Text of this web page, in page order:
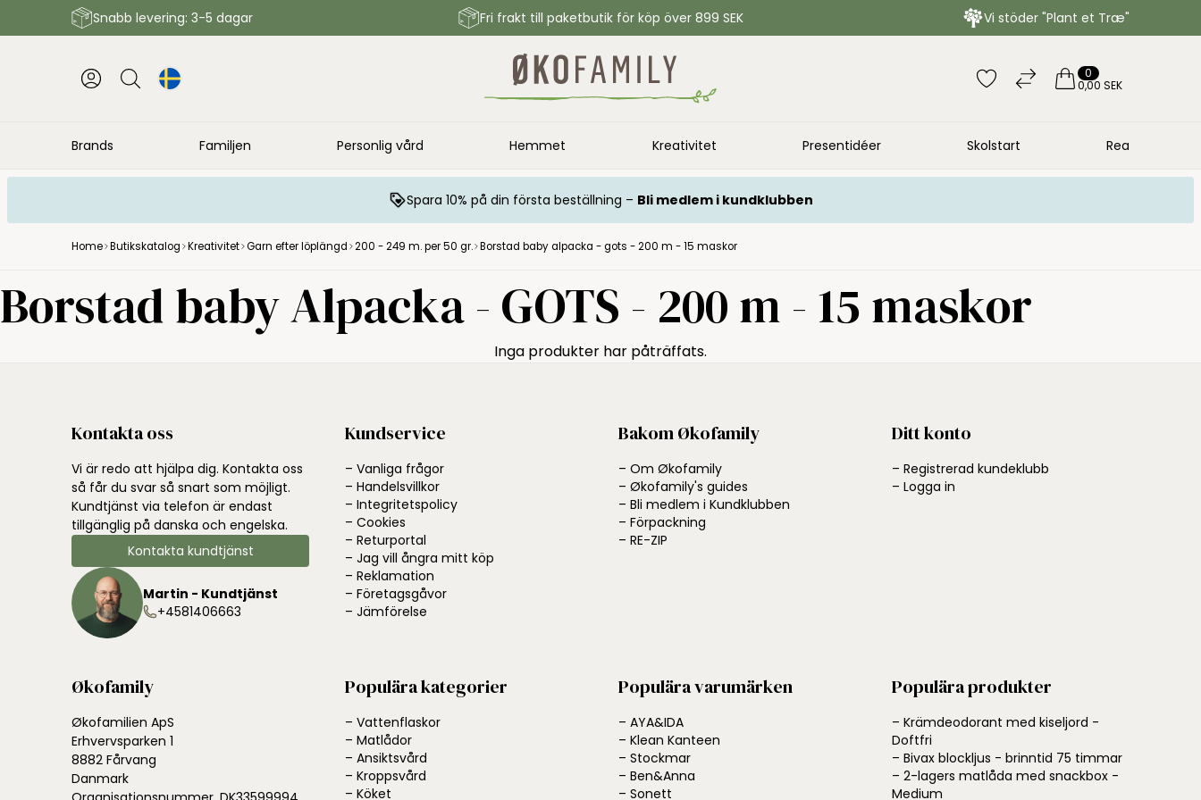
Snabb levering: 3-5 dagar Fri frakt till paketbutik för köp över 899 SEK Vi stöder "Plant et Træ"
0
0,00 SEK
Brands Familjen Personlig vård Hemmet Kreativitet Presentidéer Skolstart Rea
Spara 10% på din första beställning – Bli medlem i kundklubben
Home Butikskatalog Kreativitet Garn efter löplängd 200 - 249 m. per 50 gr. Borstad baby alpacka - gots - 200 m - 15 maskor
Borstad baby Alpacka - GOTS - 200 m - 15 maskor
Inga produkter har påträffats.
Kontakta oss
Vi är redo att hjälpa dig. Kontakta oss
så får du svar så snart som möjligt.
Kundtjänst via telefon är endast
tillgänglig på danska och engelska.
Kontakta kundtjänst
Martin - Kundtjänst
+4581406663
Kundservice
– Vanliga frågor
– Handelsvillkor
– Integritetspolicy
– Cookies
– Returportal
– Jag vill ångra mitt köp
– Reklamation
– Företagsgåvor
– Jämförelse
Bakom Økofamily
– Om Økofamily
– Økofamily's guides
– Bli medlem i Kundklubben
– Förpackning
– RE-ZIP
Ditt konto
– Registrerad kundeklubb
– Logga in
Økofamily
Økofamilien ApS
Erhvervsparken 1
8882 Fårvang
Danmark
Populära kategorier
– Vattenflaskor
– Matlådor
– Ansiktsvård
– Kroppsvård
– Köket
Populära varumärken
– AYA&IDA
– Klean Kanteen
– Stockmar
– Ben&Anna
– Sonett
Populära produkter
– Krämdeodorant med kiseljord -
Doftfri
– Bivax blockljus - brinntid 75 timmar
– 2-lagers matlåda med snackbox -
Medium